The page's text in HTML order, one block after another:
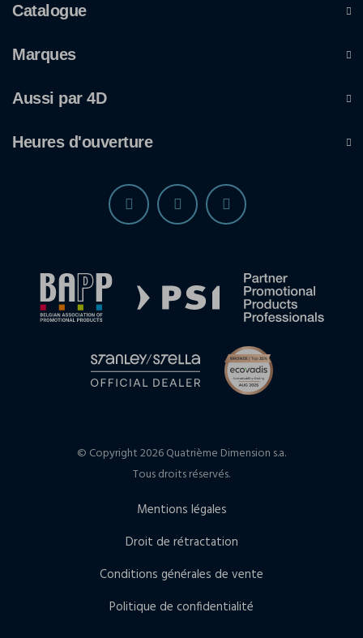
Catalogue
Marques
Aussi par 4D
Heures d'ouverture
© Copyright 2026 Quatrième Dimension s.a.
Tous droits réservés.
Mentions légales
Droit de rétractation
Conditions générales de vente
Politique de confidentialité